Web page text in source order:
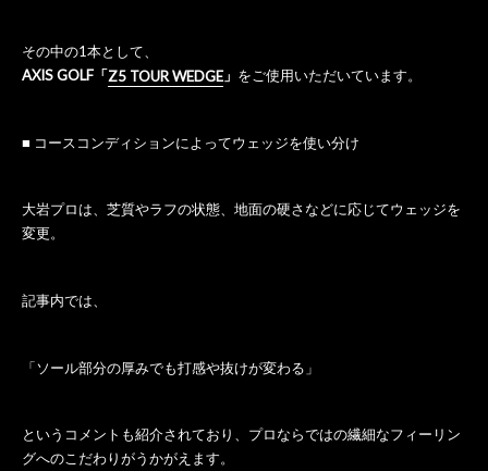
その中の1本として、
AXIS GOLF「Z5 TOUR WEDGE 」 をご使用いただいています。
■ コースコンディションによってウェッジを使い分け
大岩プロは、芝質やラフの状態、地面の硬さなどに応じてウェッジを
変更。
記事内では、
「ソール部分の厚みでも打感や抜けが変わる」
というコメントも紹介されており、プロならではの繊細なフィーリン
グへのこだわりがうかがえます。